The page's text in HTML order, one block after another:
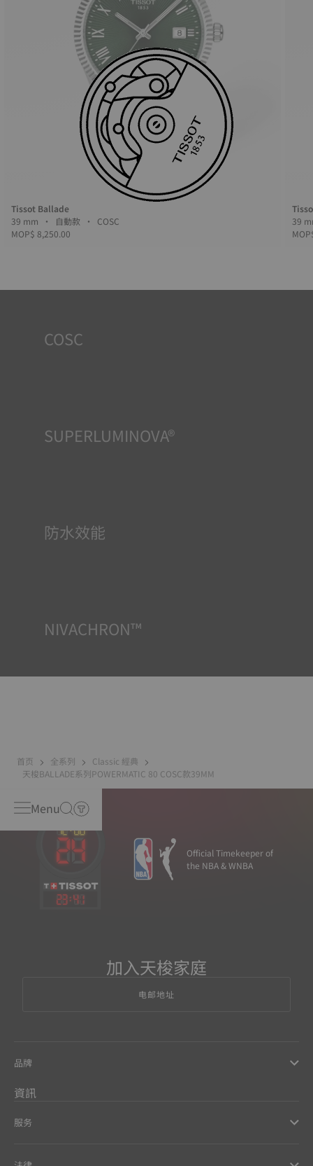
Tissot Ballade
39 mm • 自動款 • COSC
MOP$ 8,250.00
COSC
SUPERLUMINOVA®
防水效能
NIVACHRON™
首页 全系列
Classic 經典
天梭BALLADE系列POWERMATIC 80 COSC款39MM
Menu
23:41
Official Timekeeper of
the NBA & WNBA
加入天梭家庭
电邮地址
品牌
資訊
服务